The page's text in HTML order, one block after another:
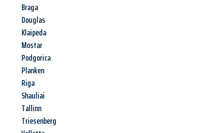
Braga
Douglas
Klaipeda
Mostar
Podgorica
Planken
Riga
Shauliai
Tallinn
Triesenberg